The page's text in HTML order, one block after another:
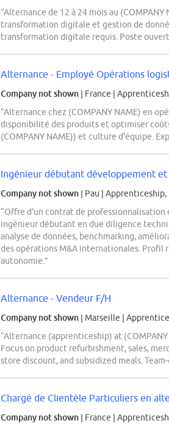
“Alternance de 12 à 24 mois au
transformation digitale et gestion de
transformation digitale requis. Poste ouvert
Alternance - Employé Opérations
Company not shown | France |
“Alternance chez (COMPANY NAME) en
disponibilité des produits et optimiser
(COMPANY NAME)) et culture d'équipe.
Ingénieur débutant développement
Company not shown | Pau | Apprenticeship,
“Offre d'un contrat de professionnalisation
ingénieur débutant en due diligence
analyse de données, benchmarking,
des opérations M&A internationales. Profil
autonomie.”
Alternance - Vendeur F/H
Company not shown | Marseille |
“Alternance (apprenticeship) at
Focus on product refurbishment, sales,
store discount, and subsidized meals.
Chargé de Clientèle Particuliers en
Company not shown | France |